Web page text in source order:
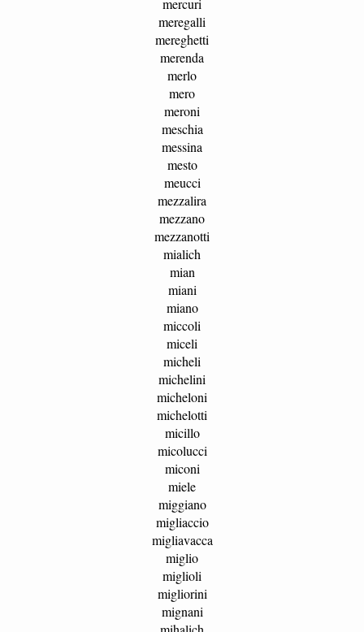
mercuri
meregalli
mereghetti
merenda
merlo
mero
meroni
meschia
messina
mesto
meucci
mezzalira
mezzano
mezzanotti
mialich
mian
miani
miano
miccoli
miceli
micheli
michelini
micheloni
michelotti
micillo
micolucci
miconi
miele
miggiano
migliaccio
migliavacca
miglio
miglioli
migliorini
mignani